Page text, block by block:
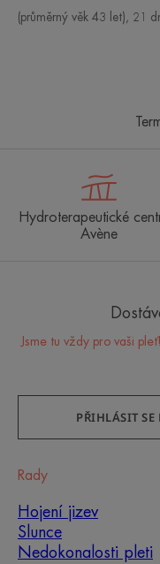
(průměrný věk 43 let), 21
Hydroterapeutické
Avène
Jsme tu vždy pro vaši
PŘIHLÁSIT SE
Rady
Hojení jizev
Slunce
Nedokonalosti pleti